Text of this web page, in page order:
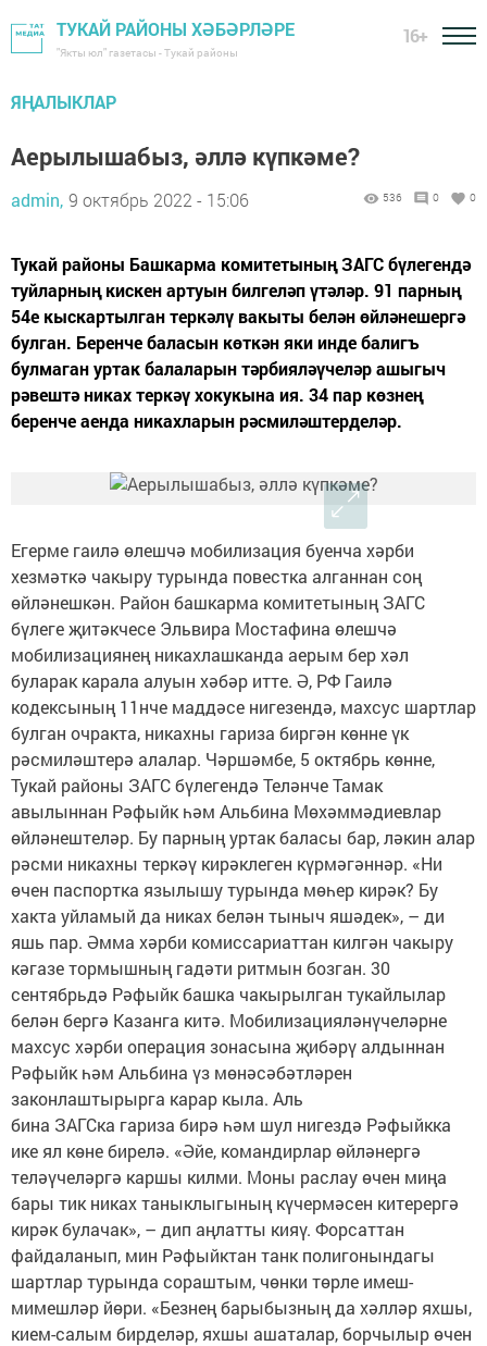
ТУКАЙ РАЙОНЫ ХӘБӘРЛӘРЕ
"Якты юл" газетасы - Тукай районы
16+
ЯҢАЛЫКЛАР
Аерылышабыз, әллә күпкәме?
admin, 9 октябрь 2022 - 15:06 536 0 0
Тукай районы Башкарма комитетының ЗАГС бүлегендә
туйларның кискен артуын билгеләп үтәләр. 91 парның
54е кыскартылган теркәлү вакыты белән өйләнешергә
булган. Беренче баласын көткән яки инде балигъ
булмаган уртак балаларын тәрбияләүчеләр ашыгыч
рәвештә никах теркәү хокукына ия. 34 пар көзнең
беренче аенда никахларын рәсмиләштерделәр.
Егерме гаилә өлешчә мобилизация буенча хәрби
хезмәткә чакыру турында повестка алганнан соң
өйләнешкән. Район башкарма комитетының ЗАГС
бүлеге җитәкчесе Эльвира Мостафина өлешчә
мобилизациянең никахлашканда аерым бер хәл
буларак карала алуын хәбәр итте. Ә, РФ Гаилә
кодексының 11нче маддәсе нигезендә, махсус шартлар
булган очракта, никахны гариза биргән көнне үк
рәсмиләштерә алалар. Чәршәмбе, 5 октябрь көнне,
Тукай районы ЗАГС бүлегендә Теләнче Тамак
авылыннан Рәфыйк һәм Альбина Мөхәммәдиевлар
өйләнештеләр. Бу парның уртак баласы бар, ләкин алар
рәсми никахны теркәү кирәклеген күрмәгәннәр. «Ни
өчен паспортка язылышу турында мөһер кирәк? Бу
хакта уйламый да никах белән тыныч яшәдек», – ди
яшь пар. Әмма хәрби комиссариаттан килгән чакыру
кәгазе тормышның гадәти ритмын бозган. 30
сентябрьдә Рәфыйк башка чакырылган тукайлылар
белән бергә Казанга китә. Мобилизацияләнүчеләрне
махсус хәрби операция зонасына җибәрү алдыннан
Рәфыйк һәм Альбина үз мөнәсәбәтләрен
законлаштырырга карар кыла. Аль
бина ЗАГСка гариза бирә һәм шул нигездә Рәфыйкка
ике ял көне бирелә. «Әйе, командирлар өйләнергә
теләүчеләргә каршы килми. Моны раслау өчен миңа
бары тик никах таныклыгының күчермәсен китерергә
кирәк булачак», – дип аңлатты кияү. Форсаттан
файдаланып, мин Рәфыйктан танк полигонындагы
шартлар турында сораштым, чөнки төрле имеш-
мимешләр йөри. «Безнең барыбызның да хәлләр яхшы,
кием-салым бирделәр, яхшы ашаталар, борчылыр өчен